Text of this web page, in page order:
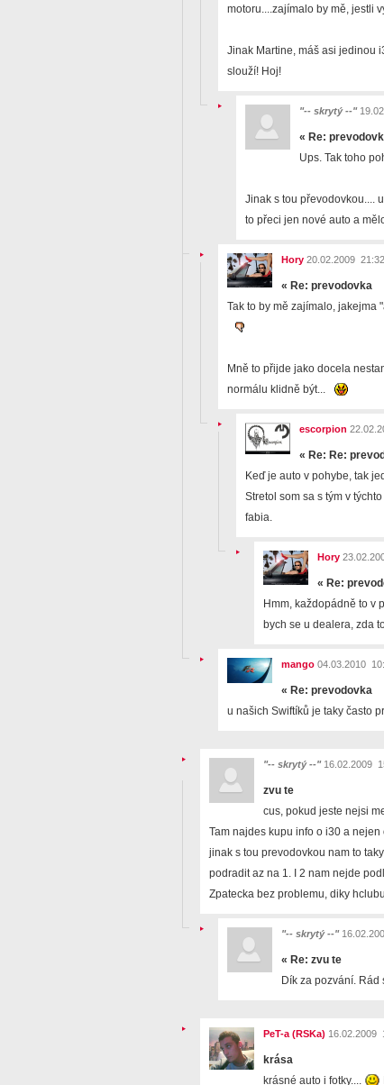
motoru....zajímalo by mě, jestli
Jinak Martine, máš asi jedinou
slouží! Hoj!
"-- skrytý --"
« Re:
Ups. Tak toho
Jinak s tou převodovkou....
to přeci jen nové auto a
Hory 20.02.2009 21:32
« Re: prevodovka
Tak to by mě zajímalo, jakejma
Mně to přijde jako docela
normálu klidně být...
escorpion
« Re: Re:
Keď je auto v pohybe, tak
Stretol som sa s tým v
fabia.
Hory
« Re:
Hmm, každopádně to v
bych se u dealera, zda
mango 04.03.2010
« Re: prevodovka
u našich Swiftíků je taky často
"-- skrytý --"16.02.2009
zvu te
cus, pokud jeste nejsi
Tam najdes kupu info o i30 a nejen
jinak s tou prevodovkou nam to
podradit az na 1. I 2 nam nejde
Zpatecka bez problemu, diky
"-- skrytý --"
« Re: zvu te
Dík za pozvání. Rád
PeT-a (RSKa) 16.02.2009
krása
krásné auto i fotky....